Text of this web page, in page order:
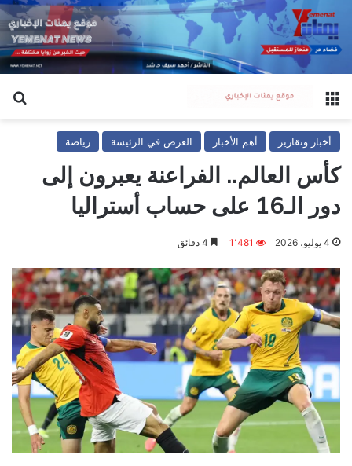
القائمة
أخبار وتقارير أهم الأخبار العرض في الرئيسة رياضة
كأس العالم.. الفراعنة يعبرون إلى
دور الـ16 على حساب أستراليا
4 يوليو، 2026 1٬481